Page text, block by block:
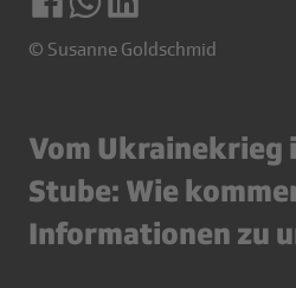
© Susanne Goldschmid
Vom Ukrainekrieg
Stube: Wie
Informationen zu